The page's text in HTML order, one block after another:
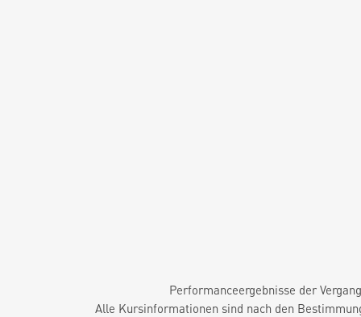
Performanceergebnisse der
Alle Kursinformationen sind nach den